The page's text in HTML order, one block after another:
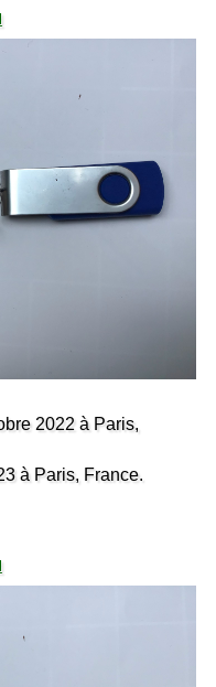
2022 à Paris,
à Paris, France.